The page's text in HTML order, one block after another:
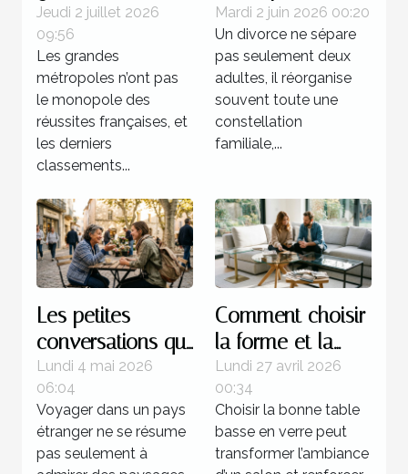
champions : une
réalité française
Jeudi 2 juillet 2026
09:56
Les grandes
métropoles n’ont pas
le monopole des
réussites françaises, et
les derniers
classements...
quels enjeux
juridiques après
une séparation ?
Mardi 2 juin 2026 00:20
Un divorce ne sépare
pas seulement deux
adultes, il réorganise
souvent toute une
constellation
familiale,...
Les petites
conversations qui
transforment
l’expérience d’un
pays
Lundi 4 mai 2026
06:04
Voyager dans un pays
étranger ne se résume
pas seulement à
Comment choisir
la forme et la
couleur de votre
table basse en
verre ?
Lundi 27 avril 2026
00:34
Choisir la bonne table
basse en verre peut
transformer l’ambiance